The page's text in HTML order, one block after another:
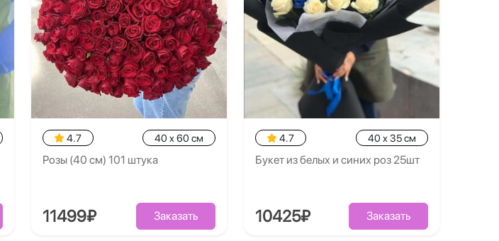
4.7 40 x 60 см
Розы (40 см) 101 штука
11499₽ Заказать
4.7 40 x 35 см
Букет из белых и синих роз 25шт
10425₽ Заказать